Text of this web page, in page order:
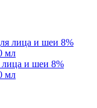
и шеи 8%
мл